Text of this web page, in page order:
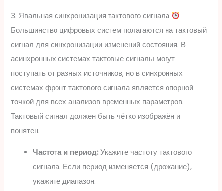
3. Явальная синхронизация тактового сигнала
Большинство цифровых систем полагаются на тактовый
сигнал для синхронизации изменений состояния. В
асинхронных системах тактовые сигналы могут
поступать от разных источников, но в синхронных
системах фронт тактового сигнала является опорной
точкой для всех анализов временных параметров.
Тактовый сигнал должен быть чётко изображён и
понятен.
Частота и период:Укажите частоту тактового
сигнала. Если период изменяется (дрожание),
укажите диапазон.